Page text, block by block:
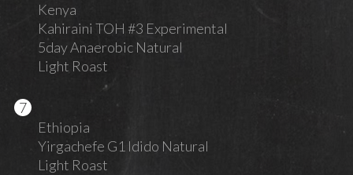
Kenya
Kahiraini TOH #3 Experimental
5day Anaerobic Natural
Light Roast
Ethiopia
Yirgachefe G1 Idido Natural
Light Roast